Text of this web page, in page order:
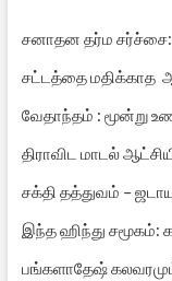
சனாதன தர்ம சர்ச்சை:
சட்டத்தை மதிக்காத
வேதாந்தம் : மூன்று
திராவிட மாடல்
சக்தி தத்துவம் –
இந்த ஹிந்து சமூகம்:
பங்களாதேஷ்